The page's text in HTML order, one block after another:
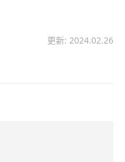
更新: 2024.02.26